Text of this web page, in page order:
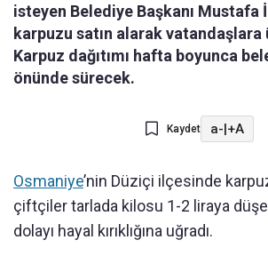
isteyen Belediye Başkanı Mustafa
karpuzu satın alarak vatandaşlara
Karpuz dağıtımı hafta boyunca
önünde sürecek.
Kaydet a-|+A
Osmaniye’nin Düziçi ilçesinde
çiftçiler tarlada kilosu 1-2 liraya
dolayı hayal kırıklığına uğradı.